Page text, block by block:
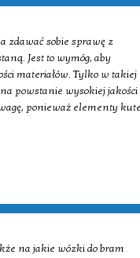
zdawać sobie sprawę z
Jest to wymóg, aby
materiałów. Tylko w takiej
powstanie wysokiej jakości
ponieważ elementy kute
na jakie wózki do bram